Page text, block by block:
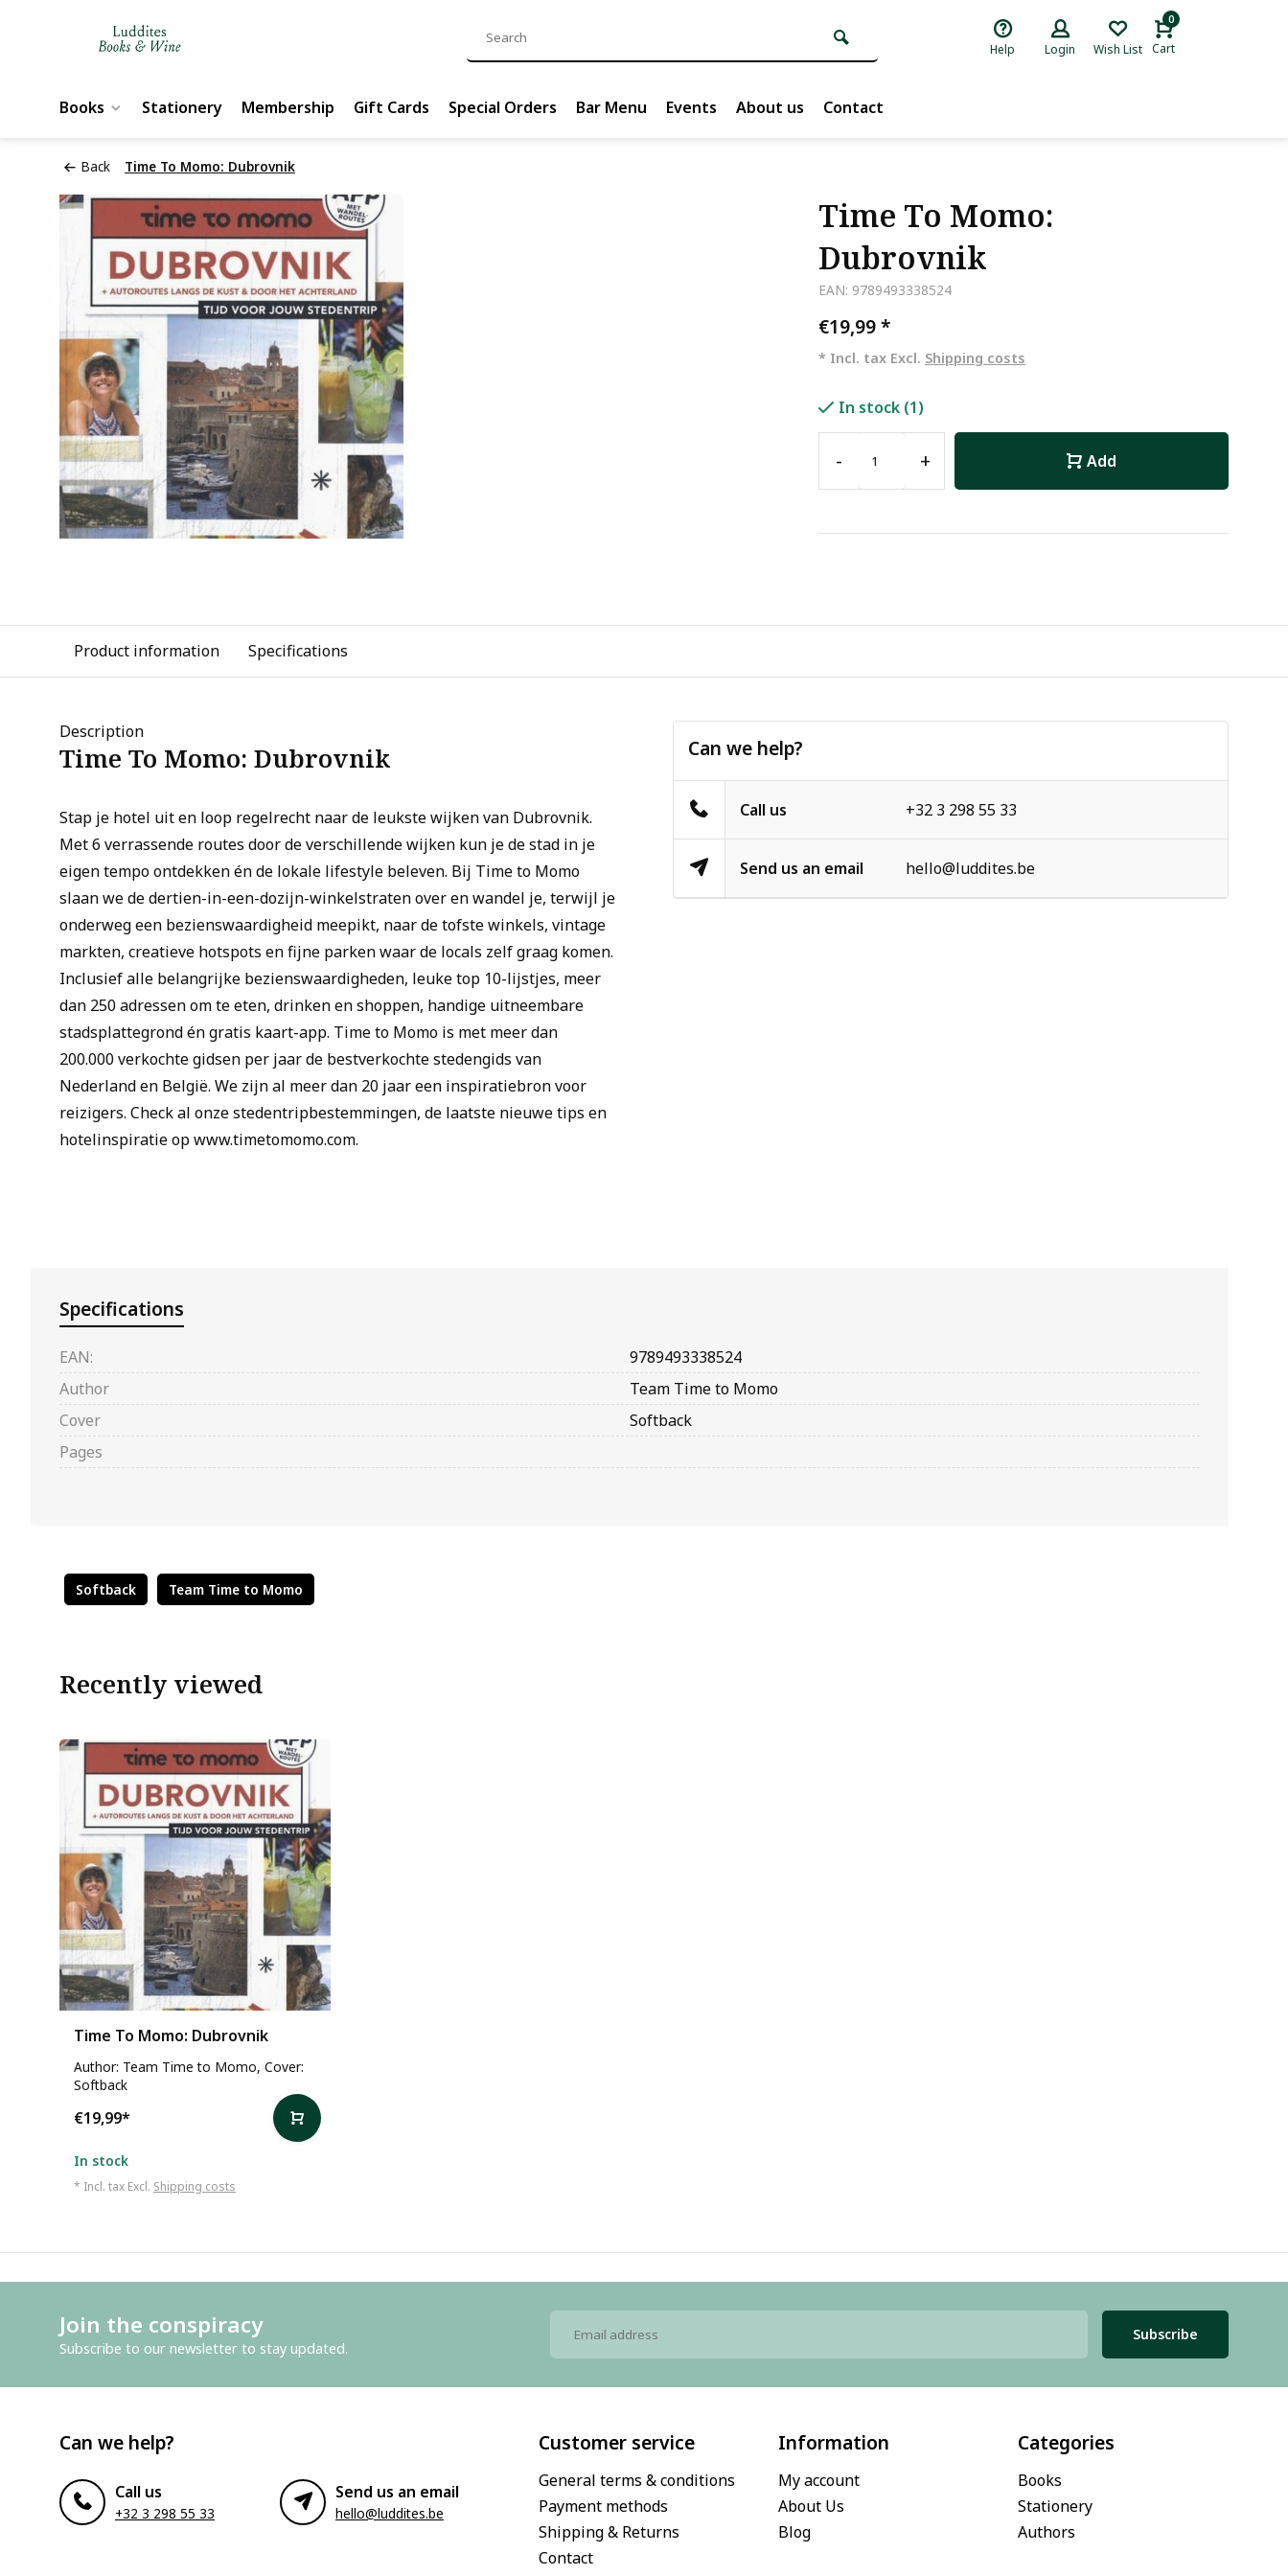
Help Login Wish List
0
Cart
Books Stationery Membership Gift Cards Special Orders Bar Menu Events About us Contact
Back Time To Momo: Dubrovnik
Time To Momo:
Dubrovnik
EAN: 9789493338524
€19,99*
* Incl. tax Excl. Shipping costs
In stock (1)
- + Add
Product information Specifications
Description
Time To Momo: Dubrovnik
Stap je hotel uit en loop regelrecht naar de leukste wijken van Dubrovnik.
Met 6 verrassende routes door de verschillende wijken kun je de stad in je
eigen tempo ontdekken én de lokale lifestyle beleven. Bij Time to Momo
slaan we de dertien-in-een-dozijn-winkelstraten over en wandel je, terwijl je
onderweg een bezienswaardigheid meepikt, naar de tofste winkels, vintage
markten, creatieve hotspots en fijne parken waar de locals zelf graag komen.
Inclusief alle belangrijke bezienswaardigheden, leuke top 10-lijstjes, meer
dan 250 adressen om te eten, drinken en shoppen, handige uitneembare
stadsplattegrond én gratis kaart-app. Time to Momo is met meer dan
200.000 verkochte gidsen per jaar de bestverkochte stedengids van
Nederland en België. We zijn al meer dan 20 jaar een inspiratiebron voor
reizigers. Check al onze stedentripbestemmingen, de laatste nieuwe tips en
hotelinspiratie op www.timetomomo.com.
Can we help?
Call us +32 3 298 55 33
Send us an email hello@luddites.be
Specifications
EAN:
9789493338524
Author
Team Time to Momo
Cover
Softback
Pages
Softback Team Time to Momo
Recently viewed
Time To Momo: Dubrovnik
Author: Team Time to Momo, Cover:
Softback
€19,99*
In stock
* Incl. tax Excl. Shipping costs
Join the conspiracy
Subscribe to our newsletter to stay updated.
Subscribe
Can we help?
Call us
+32 3 298 55 33
Send us an email
hello@luddites.be
Customer service
General terms & conditions
Payment methods
Shipping & Returns
Contact
Information
My account
About Us
Blog
Categories
Books
Stationery
Authors